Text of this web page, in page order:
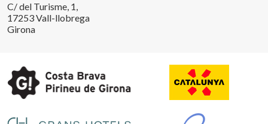
C/ del Turisme, 1,
17253 Vall-llobrega
Girona